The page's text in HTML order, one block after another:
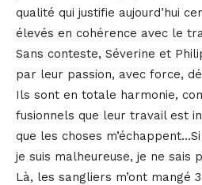
qualité qui justifie aujourd’hui
élevés en cohérence avec le
Sans conteste, Séverine et
par leur passion, avec force,
Ils sont en totale harmonie,
fusionnels que leur travail est
que les choses
je suis malheureuse, je ne sais
Là, les sangliers m’ont mangé